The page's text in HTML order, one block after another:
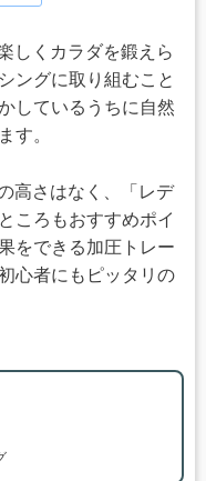
しくカラダを鍛えら
ングに取り組むこと
しているうちに自然
す。
高さはなく、「レデ
ころもおすすめポイ
をできる加圧トレー
心者にもピッタリの